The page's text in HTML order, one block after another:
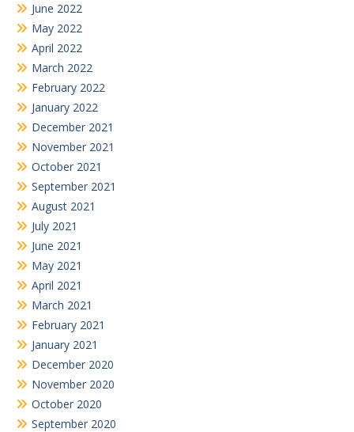
June 2022
May 2022
April 2022
March 2022
February 2022
January 2022
December 2021
November 2021
October 2021
September 2021
August 2021
July 2021
June 2021
May 2021
April 2021
March 2021
February 2021
January 2021
December 2020
November 2020
October 2020
September 2020